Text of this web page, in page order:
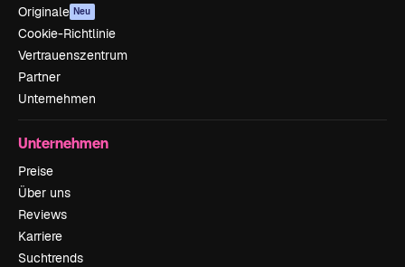
Originale Neu
Cookie-Richtlinie
Vertrauenszentrum
Partner
Unternehmen
Unternehmen
Preise
Über uns
Reviews
Karriere
Suchtrends